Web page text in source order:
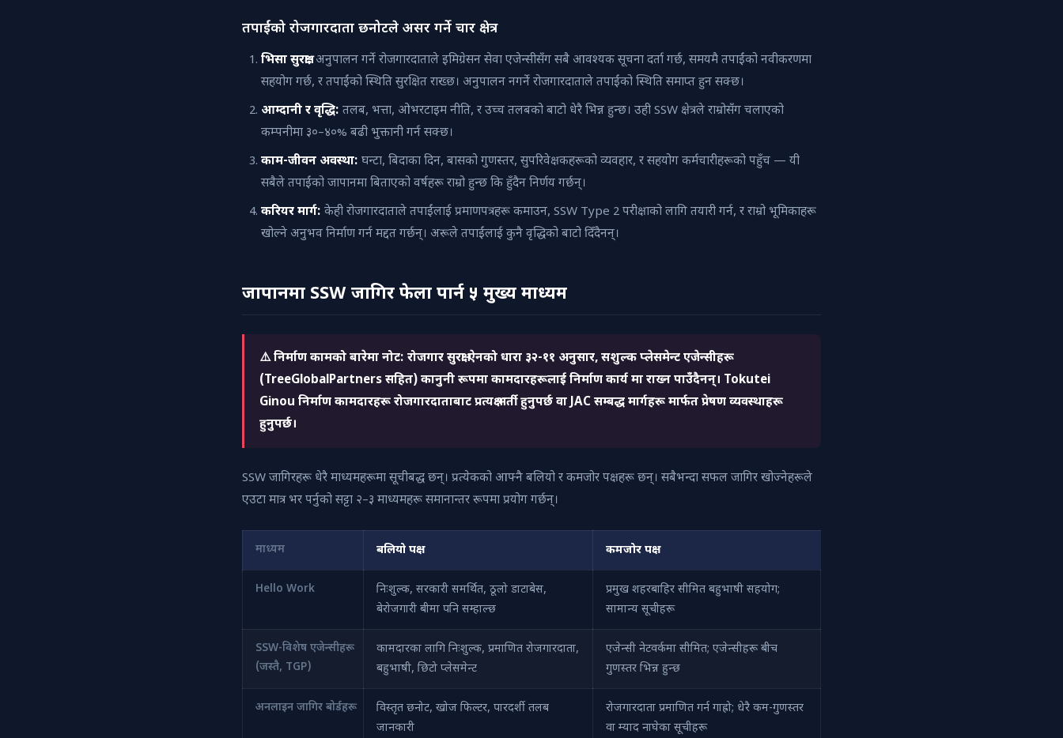
तपाईंको रोजगारदाता छनोटले असर गर्ने चार क्षेत्र
भिसा सुरक्षा:अनुपालन गर्ने रोजगारदाताले इमिग्रेसन सेवा एजेन्सीसँग सबै आवश्यक सूचना दर्ता गर्छ, समयमै तपाईंको नवीकरणमा
सहयोग गर्छ, र तपाईंको स्थिति सुरक्षित राख्छ। अनुपालन नगर्ने रोजगारदाताले तपाईंको स्थिति समाप्त हुन सक्छ।
आम्दानी र वृद्धि: तलब, भत्ता, ओभरटाइम नीति, र उच्च तलबको बाटो धेरै भिन्न हुन्छ। उही SSW क्षेत्रले राम्रोसँग चलाएको
कम्पनीमा ३०–४०% बढी भुक्तानी गर्न सक्छ।
काम-जीवन अवस्था: घन्टा, बिदाका दिन, बासको गुणस्तर, सुपरिवेक्षकहरूको व्यवहार, र सहयोग कर्मचारीहरूको पहुँच — यी
सबैले तपाईंको जापानमा बिताएको वर्षहरू राम्रो हुन्छ कि हुँदैन निर्णय गर्छन्।
करियर मार्ग: केही रोजगारदाताले तपाईंलाई प्रमाणपत्रहरू कमाउन, SSW Type 2 परीक्षाको लागि तयारी गर्न, र राम्रो भूमिकाहरू
खोल्ने अनुभव निर्माण गर्न मद्दत गर्छन्। अरूले तपाईंलाई कुनै वृद्धिको बाटो दिँदैनन्।
जापानमा SSW जागिर फेला पार्न ५ मुख्य माध्यम
⚠️ निर्माण कामको बारेमा नोट: रोजगार सुरक्षा ऐनको धारा ३२-११ अनुसार, सशुल्क प्लेसमेन्ट एजेन्सीहरू
(TreeGlobalPartners सहित) कानुनी रूपमा कामदारहरूलाई निर्माण कार्य मा राख्न पाउँदैनन्। Tokutei
Ginou निर्माण कामदारहरू रोजगारदाताबाट प्रत्यक्ष भर्ती हुनुपर्छ वा JAC सम्बद्ध मार्गहरू मार्फत प्रेषण व्यवस्थाहरू
हुनुपर्छ।
SSW जागिरहरू धेरै माध्यमहरूमा सूचीबद्ध छन्। प्रत्येकको आफ्नै बलियो र कमजोर पक्षहरू छन्। सबैभन्दा सफल जागिर खोज्नेहरूले
एउटा मात्र भर पर्नुको सट्टा २–३ माध्यमहरू समानान्तर रूपमा प्रयोग गर्छन्।
माध्यम बलियो पक्ष कमजोर पक्ष
Hello Work
निःशुल्क, सरकारी समर्थित, ठूलो डाटाबेस,
बेरोजगारी बीमा पनि सम्हाल्छ
प्रमुख शहरबाहिर सीमित बहुभाषी सहयोग;
सामान्य सूचीहरू
SSW-विशेष एजेन्सीहरू
(जस्तै, TGP)
कामदारका लागि निःशुल्क, प्रमाणित रोजगारदाता,
बहुभाषी, छिटो प्लेसमेन्ट
एजेन्सी नेटवर्कमा सीमित; एजेन्सीहरू बीच
गुणस्तर भिन्न हुन्छ
अनलाइन जागिर बोर्डहरू
विस्तृत छनोट, खोज फिल्टर, पारदर्शी तलब
जानकारी
रोजगारदाता प्रमाणित गर्न गाह्रो; धेरै कम-गुणस्तर
वा म्याद नाघेका सूचीहरू